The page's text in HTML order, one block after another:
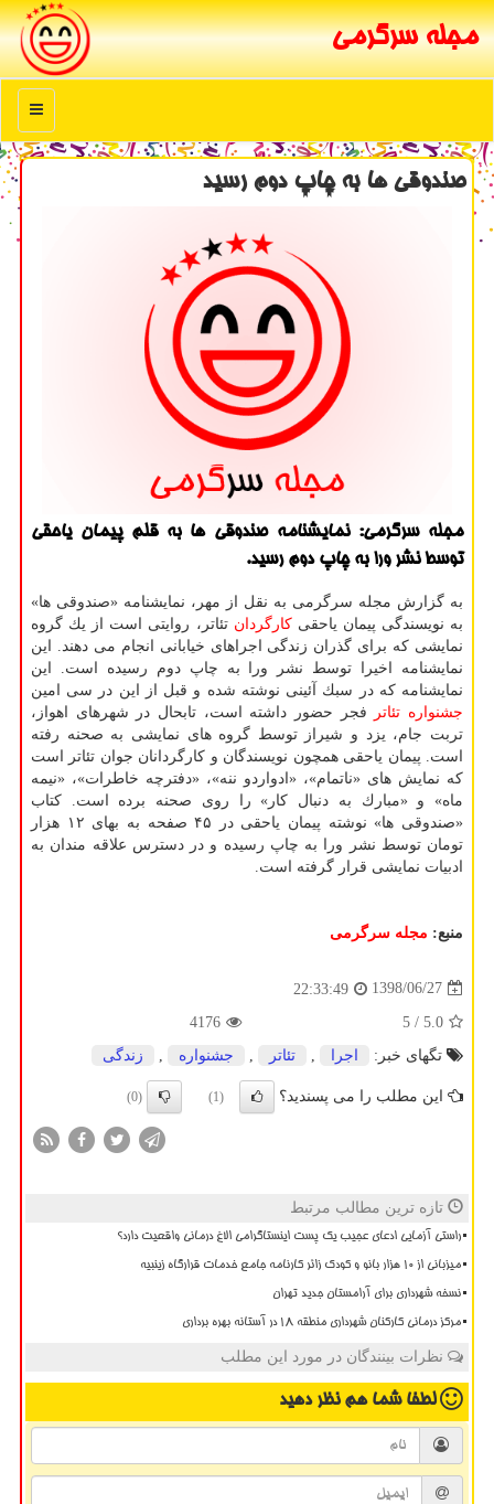
مجله سرگرمی
منو
صندوقی ها به چاپ دوم رسید
مجله سرگرمی: نمایشنامه صندوقی ها به قلم پیمان یاحقی
توسط نشر ورا به چاپ دوم رسید.
به گزارش مجله سرگرمی به نقل از مهر، نمایشنامه «صندوقی ها»
به نویسندگی پیمان یاحقیكارگردان تئاتر، روایتی است از یك گروه
نمایشی كه برای گذران زندگی اجراهای خیابانی انجام می دهند. این
نمایشنامه اخیرا توسط نشر ورا به چاپ دوم رسیده است. این
نمایشنامه كه در سبك آئینی نوشته شده و قبل از این در سی امین
جشنواره تئاتر
فجر حضور داشته است، تابحال در شهرهای اهواز،
تربت جام، یزد و شیراز توسط گروه های نمایشی به صحنه رفته
است. پیمان یاحقی همچون نویسندگان و كارگردانان جوان تئاتر است
كه نمایش های «ناتمام»، «ادواردو ننه»، «دفترچه خاطرات»، «نیمه
ماه» و «مبارك به دنبال كار» را روی صحنه برده است. كتاب
«صندوقی ها» نوشته پیمان یاحقی در ۴۵ صفحه به بهای ۱۲ هزار
تومان توسط نشر ورا به چاپ رسیده و در دسترس علاقه مندان به
ادبیات نمایشی قرار گرفته است.
منبع: مجله سرگرمی
1398/06/27
22:33:49
5.0
/ 5
4176
تگهای خبر:
اجرا تئاتر جشنواره زندگی
این مطلب را می پسندید؟ (1)
(0)
تازه ترین مطالب مرتبط
راستی آزمایی ادعای عجیب یک پست اینستاگرامی الاغ درمانی واقعیت دارد؟
میزبانی از ۱۰ هزار بانو و کودک زائر کارنامه جامع خدمات قرارگاه زینبیه
نسخه شهرداری برای آرامستان جدید تهران
مرکز درمانی کارکنان شهرداری منطقه ۱۸ در آستانه بهره برداری
نظرات بینندگان در مورد این مطلب
لطفا شما همنظر دهید